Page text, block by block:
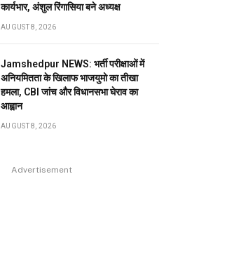
कार्यभार, अंशुल रिंगासिया बने अध्यक्ष
AUGUST 8, 2026
Jamshedpur NEWS: भर्ती परीक्षाओं में
अनियमितता के खिलाफ भाजयुमो का तीखा
हमला, CBI जांच और विधानसभा घेराव का
आह्वान
AUGUST 8, 2026
Advertisement